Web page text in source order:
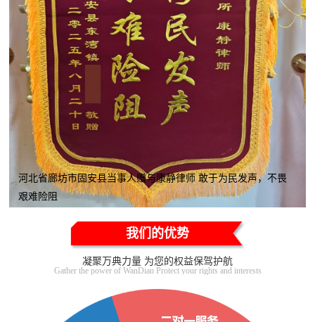
河北省廊坊市固安县当事人赠与康静律师 敢于为民发声，不畏
艰难险阻
我们的优势
凝聚万典力量 为您的权益保驾护航
Gather the power of WanDian Protect your rights and interests